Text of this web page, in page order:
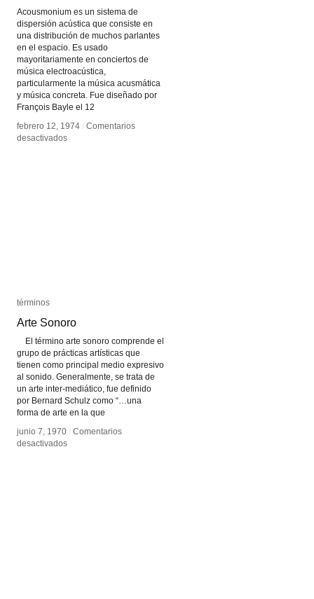
Acousmonium es un sistema de
dispersión acústica que consiste en
una distribución de muchos parlantes
en el espacio. Es usado
mayoritariamente en conciertos de
música electroacústica,
particularmente la música acusmática
y música concreta. Fue diseñado por
François Bayle el 12
febrero 12, 1974 / Comentarios
desactivadosen
febrero 12, 1974 / Comentarios
desactivadosen
términos
Arte Sonoro
El término arte sonoro comprende el
grupo de prácticas artísticas que
tienen como principal medio expresivo
al sonido. Generalmente, se trata de
un arte inter-mediático, fue definido
por Bernard Schulz como “…una
forma de arte en la que
junio 7, 1970 / Comentarios
desactivadosen
términos
Arte Sonoro
junio 7, 1970 / Comentarios
desactivadosen